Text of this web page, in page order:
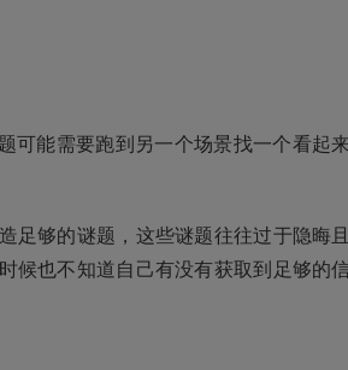
可能需要跑到另一个场景找一个看起
足够的谜题，这些谜题往往过于隐晦
候也不知道自己有没有获取到足够的信